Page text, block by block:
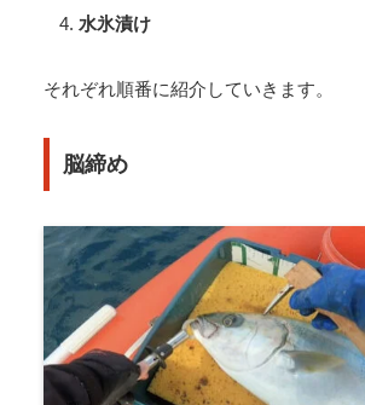
水氷漬け
それぞれ順番に紹介していきます。
脳締め